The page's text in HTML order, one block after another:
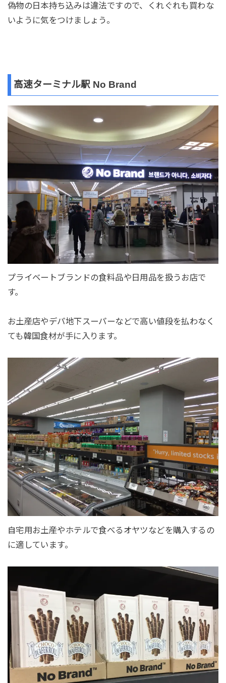
偽物の日本持ち込みは違法ですので、くれぐれも買わな
いように気をつけましょう。
高速ターミナル駅 No Brand
プライベートブランドの食料品や日用品を扱うお店で
す。
お土産店やデパ地下スーパーなどで高い値段を払わなく
ても韓国食材が手に入ります。
自宅用お土産やホテルで食べるオヤツなどを購入するの
に適しています。